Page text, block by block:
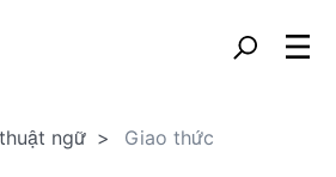
ngữ Giao thức